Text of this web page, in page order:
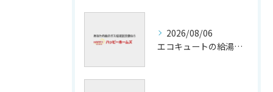
2026/08/06
エコキュートの給湯効率と省エネ効果